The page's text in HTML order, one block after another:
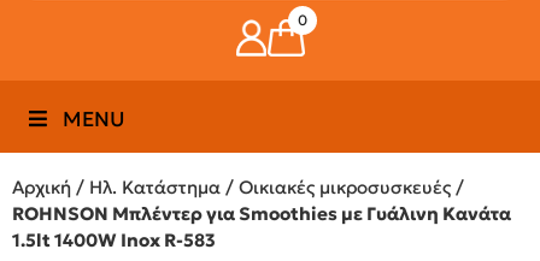
0
MENU
Αρχική / Ηλ. Κατάστημα / Οικιακές μικροσυσκευές /
ROHNSON Μπλέντερ για Smoothies με Γυάλινη Κανάτα
1.5lt 1400W Inox R-583